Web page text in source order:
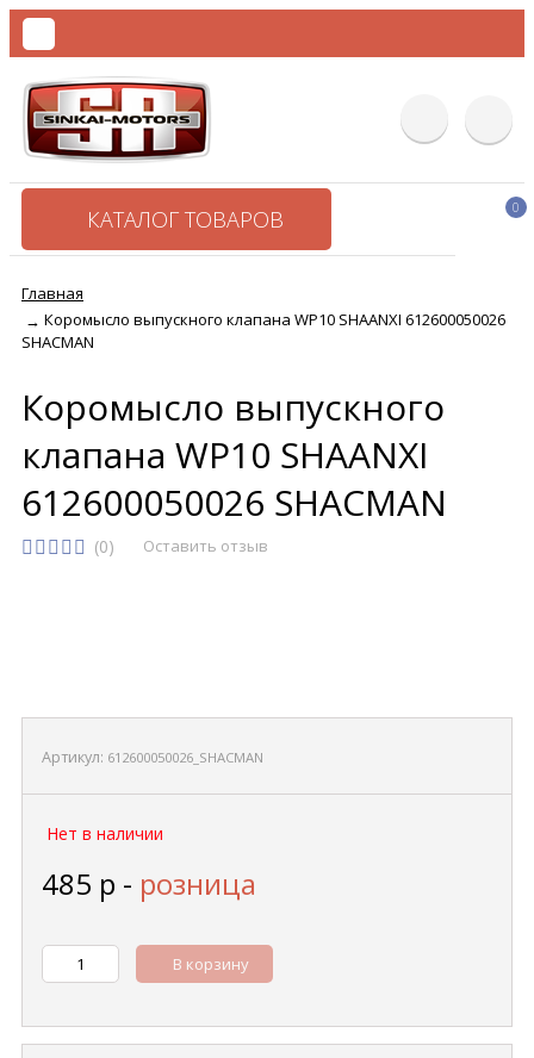
КАТАЛОГ ТОВАРОВ 0
Главная
→ Коромысло выпускного клапана WP10 SHAANXI 612600050026
SHACMAN
Коромысло выпускного
клапана WP10 SHAANXI
612600050026 SHACMAN
(0) Оставить отзыв
Артикул: 612600050026_SHACMAN
Нет в наличии
485 р - розница
В корзину